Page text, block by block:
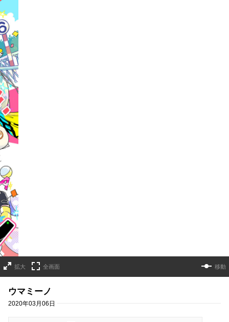
拡大 全画面 移動
ウマミーノ
2020年03月06日